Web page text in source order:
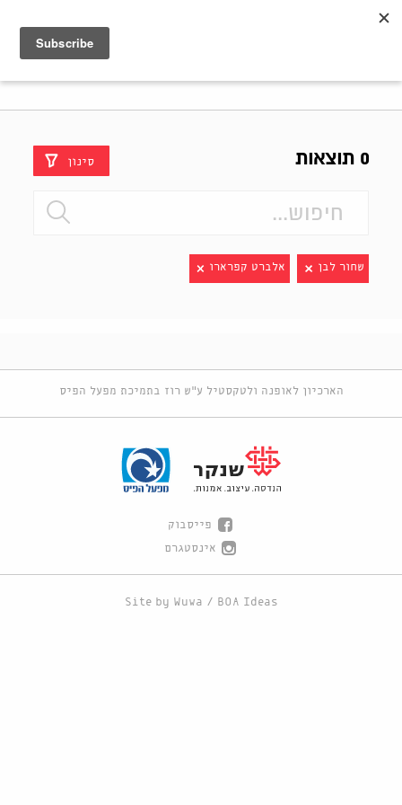
0 תוצאות סינון
שחור לבן אלברט קפרארו
הארכיון לאופנה ולטקסטיל ע"ש רוז בתמיכת מפעל הפיס
פייסבוק
אינסטגרם
Site by Wuwa / BOA Ideas